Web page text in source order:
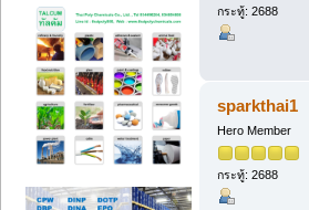
กระทู้: 2688
sparkthai1
Hero Member
กระทู้: 2688